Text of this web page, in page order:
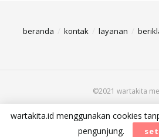
beranda kontak layanan
©2021 wartakita
wartakita.id menggunakan cookies
pengunjung.